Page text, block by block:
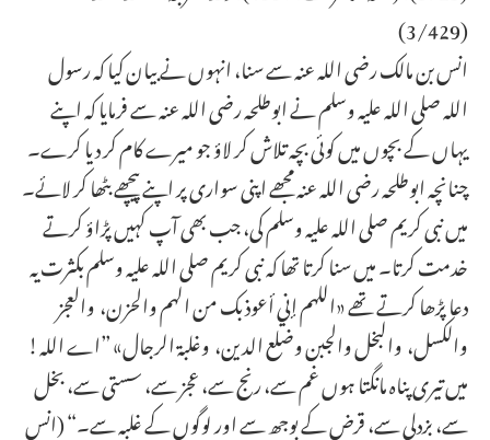
(3/429)
انس بن مالک رضی اللہ عنہ سے سنا، انہوں نے بیان کیا کہ رسول
اللہ صلی اللہ علیہ وسلم نے ابوطلحہ رضی اللہ عنہ سے فرمایا کہ اپنے
یہاں کے بچوں میں کوئی بچہ تلاش کر لاؤ جو میرے کام کر دیا کرے۔
چنانچہ ابوطلحہ رضی اللہ عنہ مجھے اپنی سواری پر اپنے پیچھے بٹھا کر لائے۔
میں نبی کریم صلی اللہ علیہ وسلم کی، جب بھی آپ کہیں پڑاؤ کرتے
خدمت کرتا۔ میں سنا کرتا تھا کہ نبی کریم صلی اللہ علیہ وسلم بکثرت یہ
دعا پڑھا کرتے تھے «اللهم إني أعوذ بك من الهم والحزن،‏‏‏‏ ‏‏‏‏ والعجز
والكسل،‏‏‏‏ ‏‏‏‏ والبخل والجبن وضلع الدين،‏‏‏‏ ‏‏‏‏ وغلبة الرجال» ”اے اللہ!
میں تیری پناہ مانگتا ہوں غم سے، رنج سے، عجز سے، سستی سے، بخل
سے، بزدلی سے، قرض کے بوجھ سے اور لوگوں کے غلبہ سے۔“ (انس